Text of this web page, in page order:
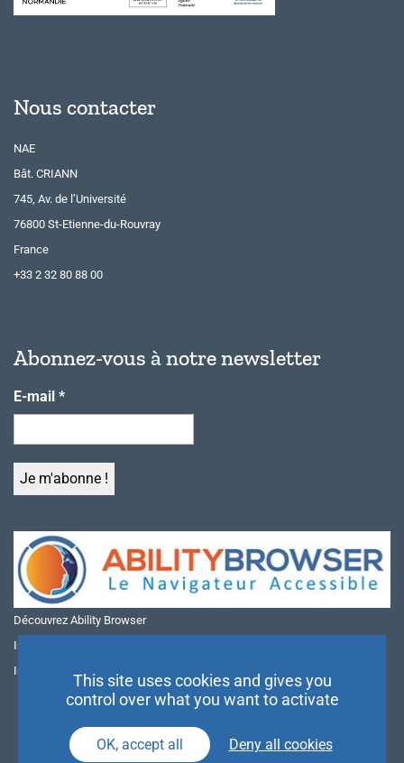
Nous contacter
NAE
Bât. CRIANN
745, Av. de l’Université
76800 St-Etienne-du-Rouvray
France
+33 2 32 80 88 00
Abonnez-vous à notre newsletter
E-mail *
Découvrez Ability Browser
Installer Ability Browser sur Windows
Installer Ability Browser sur Mac
This site uses cookies and gives you
control over what you want to activate
OK, accept all Deny all cookies